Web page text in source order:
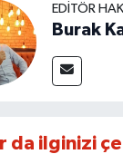
EDITÖR
Burak
da ilginizi